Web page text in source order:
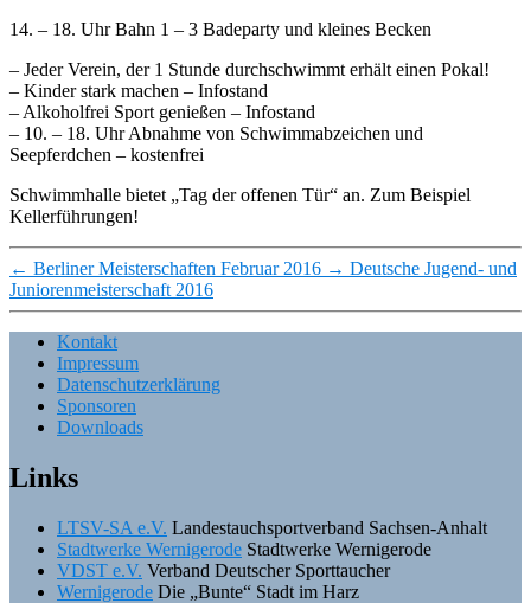
14. – 18. Uhr Bahn 1 – 3 Badeparty und kleines Becken
– Jeder Verein, der 1 Stunde durchschwimmt erhält einen Pokal!
– Kinder stark machen – Infostand
– Alkoholfrei Sport genießen – Infostand
– 10. – 18. Uhr Abnahme von Schwimmabzeichen und
Seepferdchen – kostenfrei
Schwimmhalle bietet „Tag der offenen Tür“ an. Zum Beispiel
Kellerführungen!
← Berliner Meisterschaften Februar 2016 → Deutsche Jugend- und
Juniorenmeisterschaft 2016
Kontakt
Impressum
Datenschutzerklärung
Sponsoren
Downloads
Links
LTSV-SA e.V. Landestauchsportverband Sachsen-Anhalt
Stadtwerke Wernigerode Stadtwerke Wernigerode
VDST e.V. Verband Deutscher Sporttaucher
Wernigerode Die „Bunte“ Stadt im Harz